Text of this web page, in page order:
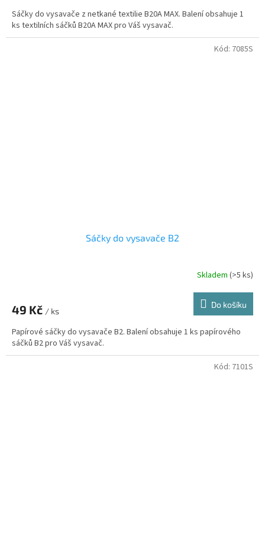
Sáčky do vysavače z netkané textilie B20A MAX. Balení obsahuje 1
ks textilních sáčků B20A MAX pro Váš vysavač.
Sáčky do vysavače B2
Skladem (>5 ks)
49 Kč / ks
Do košíku
Papírové sáčky do vysavače B2. Balení obsahuje 1 ks papírového
sáčků B2 pro Váš vysavač.
Kód: 7085S
Kód: 7101S